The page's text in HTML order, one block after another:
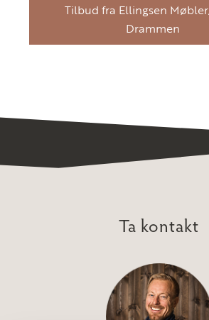
Tilbud fra Ellingsen
Drammen
Ta kontakt